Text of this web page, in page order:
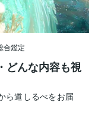
合鑑定
どんな内容も視
ら道しるべをお届